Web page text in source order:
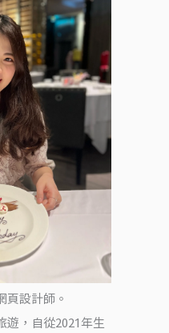
頁設計師。
遊，自從2021年生